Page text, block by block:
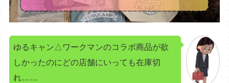
ゆるキャン△ワークマンのコラボ商品が欲
しかったのにどの店舗にいっても在庫切
れ……